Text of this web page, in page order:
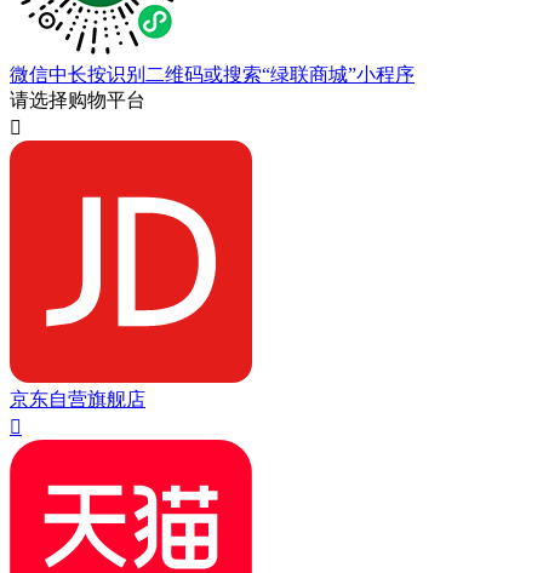
微信中长按识别二维码或搜索“绿联商城”小程序
请选择购物平台

京东自营旗舰店
